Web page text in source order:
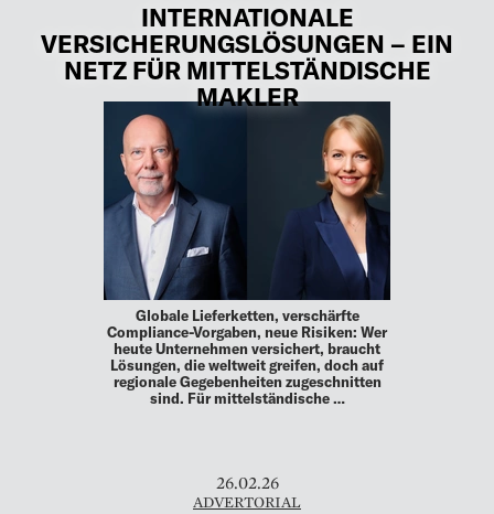
INTERNATIONALE
VERSICHERUNGSLÖSUNGEN – EIN
NETZ FÜR MITTELSTÄNDISCHE
MAKLER
Globale Lieferketten, verschärfte
Compliance-Vorgaben, neue Risiken: Wer
heute Unternehmen versichert, braucht
Lösungen, die weltweit greifen, doch auf
regionale Gegebenheiten zugeschnitten
sind. Für mittelständische …
26.02.26
ADVERTORIAL